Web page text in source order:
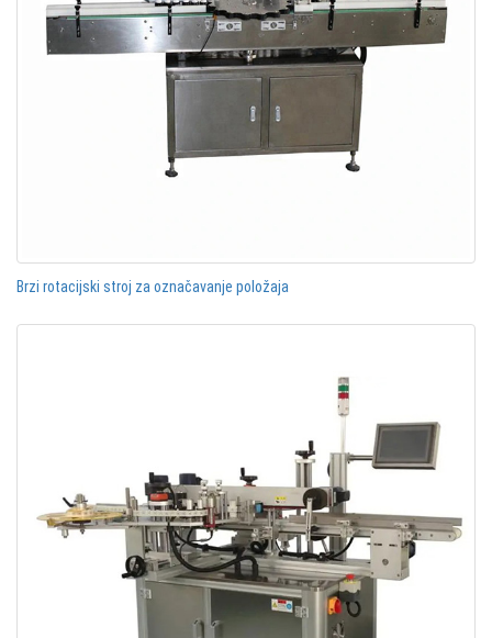
Brzi rotacijski stroj za označavanje položaja